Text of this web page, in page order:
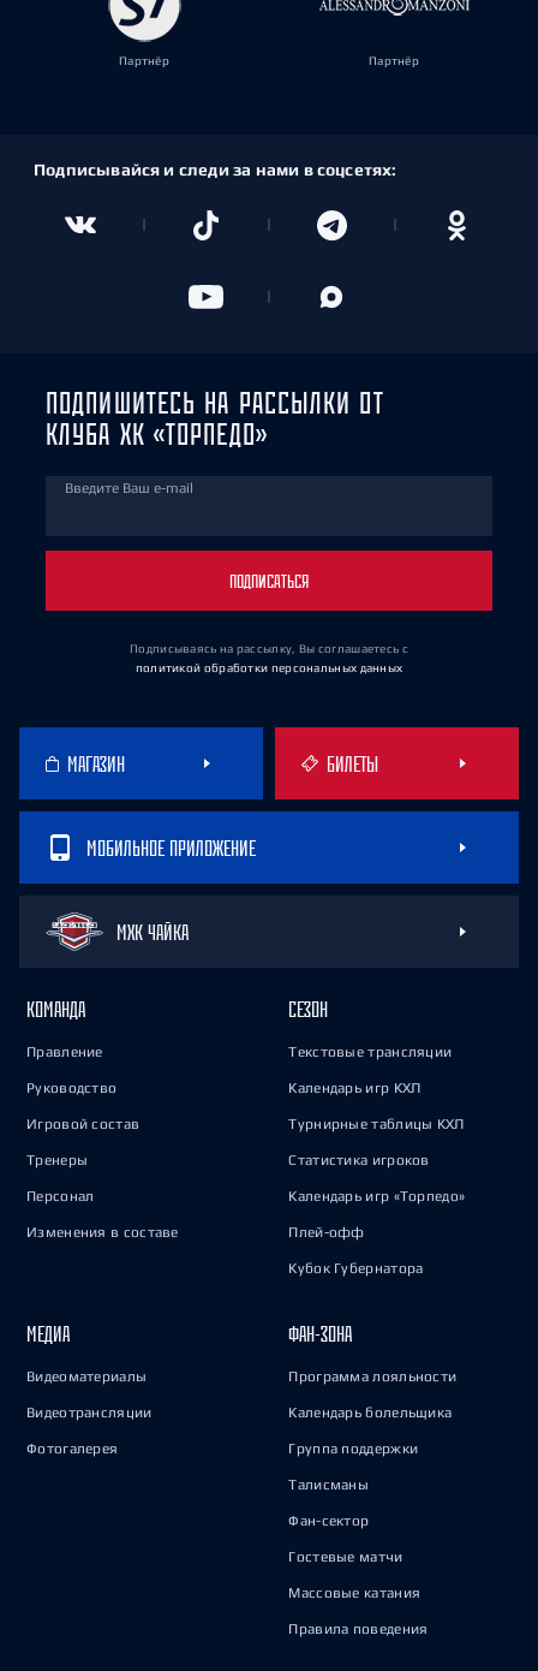
Партнёр Партнёр
Подписывайся и следи за нами в соцсетях:
ПОДПИШИТЕСЬ НА РАССЫЛКИ ОТ
КЛУБА ХК «ТОРПЕДО»
Введите Ваш e-mail
ПОДПИСАТЬСЯ
Подписываясь на рассылку, Вы соглашаетесь с
политикой обработки персональных данных
МАГАЗИН БИЛЕТЫ
МОБИЛЬНОЕ ПРИЛОЖЕНИЕ
МХК ЧАЙКА
КОМАНДА
Правление
Руководство
Игровой состав
Тренеры
Персонал
Изменения в составе
СЕЗОН
Текстовые трансляции
Календарь игр КХЛ
Турнирные таблицы КХЛ
Статистика игроков
Календарь игр «Торпедо»
Плей-офф
Кубок Губернатора
МЕДИА
Видеоматериалы
Видеотрансляции
Фотогалерея
ФАН-ЗОНА
Программа лояльности
Календарь болельщика
Группа поддержки
Талисманы
Фан-сектор
Гостевые матчи
Массовые катания
Правила поведения